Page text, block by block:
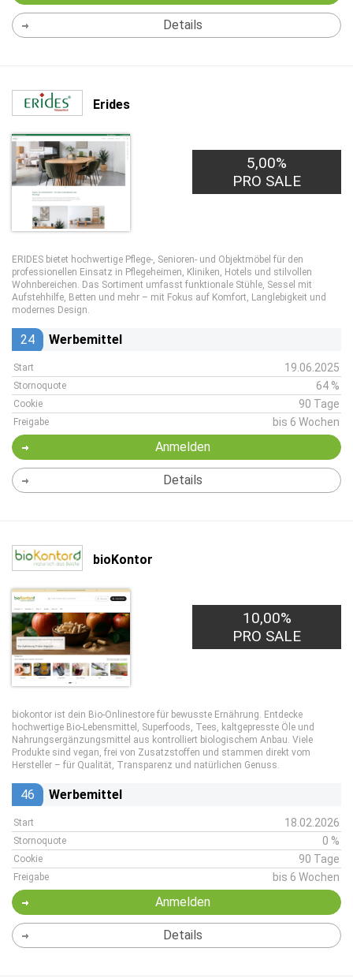
Details
Erides
5,00%
PRO SALE
ERIDES bietet hochwertige Pflege-, Senioren- und Objektmöbel für den
professionellen Einsatz in Pflegeheimen, Kliniken, Hotels und stilvollen
Wohnbereichen. Das Sortiment umfasst funktionale Stühle, Sessel mit
Aufstehhilfe, Betten und mehr – mit Fokus auf Komfort, Langlebigkeit und
modernes Design.
24 Werbemittel
Start 19.06.2025
Stornoquote 64 %
Cookie 90 Tage
Freigabe bis 6 Wochen
Anmelden
Details
bioKontor
10,00%
PRO SALE
biokontor ist dein Bio-Onlinestore für bewusste Ernährung. Entdecke
hochwertige Bio-Lebensmittel, Superfoods, Tees, kaltgepresste Öle und
Nahrungsergänzungsmittel aus kontrolliert biologischem Anbau. Viele
Produkte sind vegan, frei von Zusatzstoffen und stammen direkt vom
Hersteller – für Qualität, Transparenz und natürlichen Genuss.
46 Werbemittel
Start 18.02.2026
Stornoquote 0 %
Cookie 90 Tage
Freigabe bis 6 Wochen
Anmelden
Details